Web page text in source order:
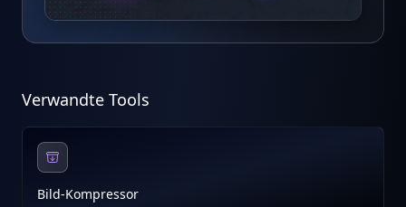
Verwandte Tools
Bild-Kompressor